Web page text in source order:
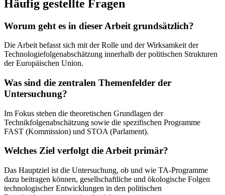
Häufig gestellte Fragen
Worum geht es in dieser Arbeit grundsätzlich?
Die Arbeit befasst sich mit der Rolle und der Wirksamkeit der
Technologiefolgenabschätzung innerhalb der politischen Strukturen
der Europäischen Union.
Was sind die zentralen Themenfelder der
Untersuchung?
Im Fokus stehen die theoretischen Grundlagen der
Technikfolgenabschätzung sowie die spezifischen Programme
FAST (Kommission) und STOA (Parlament).
Welches Ziel verfolgt die Arbeit primär?
Das Hauptziel ist die Untersuchung, ob und wie TA-Programme
dazu beitragen können, gesellschaftliche und ökologische Folgen
technologischer Entwicklungen in den politischen